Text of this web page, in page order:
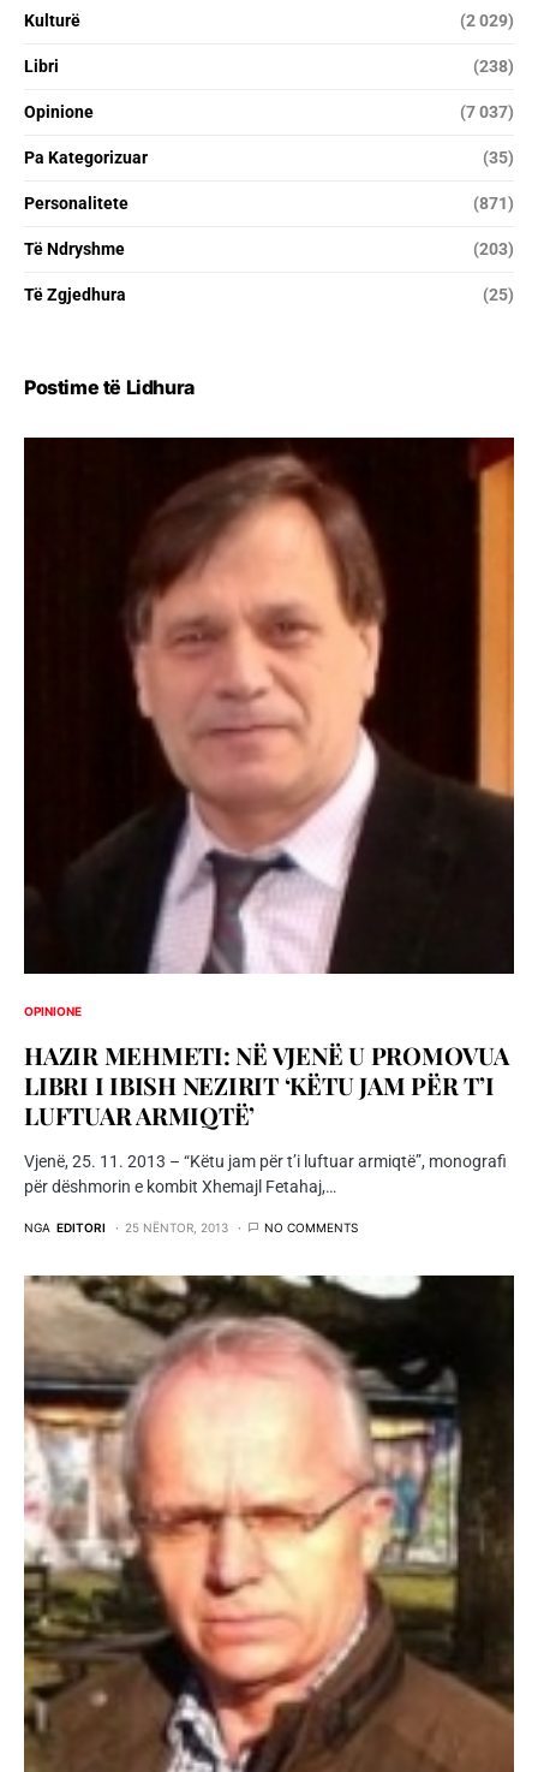
Kulturë (2 029)
Libri (238)
Opinione (7 037)
Pa Kategorizuar (35)
Personalitete (871)
Të Ndryshme (203)
Të Zgjedhura (25)
Postime të Lidhura
OPINIONE
HAZIR MEHMETI: NË VJENË U PROMOVUA
LIBRI I IBISH NEZIRIT ‘KËTU JAM PËR T’I
LUFTUAR ARMIQTË’
Vjenë, 25. 11. 2013 – “Këtu jam për t’i luftuar armiqtë”, monografi
për dëshmorin e kombit Xhemajl Fetahaj,…
NGA EDITORI 25 NËNTOR, 2013 NO COMMENTS